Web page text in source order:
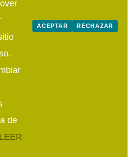
Fraga y Comarca © 2026
de
LEER
ACEPTAR RECHAZAR